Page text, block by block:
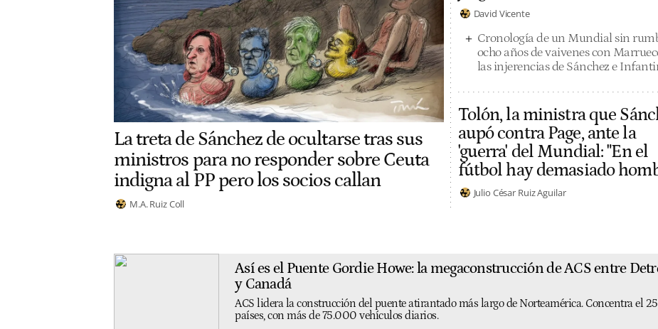
La treta de Sánchez de ocultarse tras sus
ministros para no responder sobre Ceuta
indigna al PP pero los socios callan
M.A. Ruiz Coll
David Vicente
Cronología de un Mundial sin
ocho años de vaivenes con
las injerencias de Sánchez e
Tolón, la ministra que
aupó contra Page, ante la
'guerra' del Mundial: "En el
fútbol hay demasiado
Julio César Ruiz Aguilar
Así es el Puente Gordie Howe: la megaconstrucción de ACS entre
y Canadá
ACS lidera la construcción del puente atirantado más largo de Norteamérica. Concentra el
países, con más de 75.000 vehículos diarios.